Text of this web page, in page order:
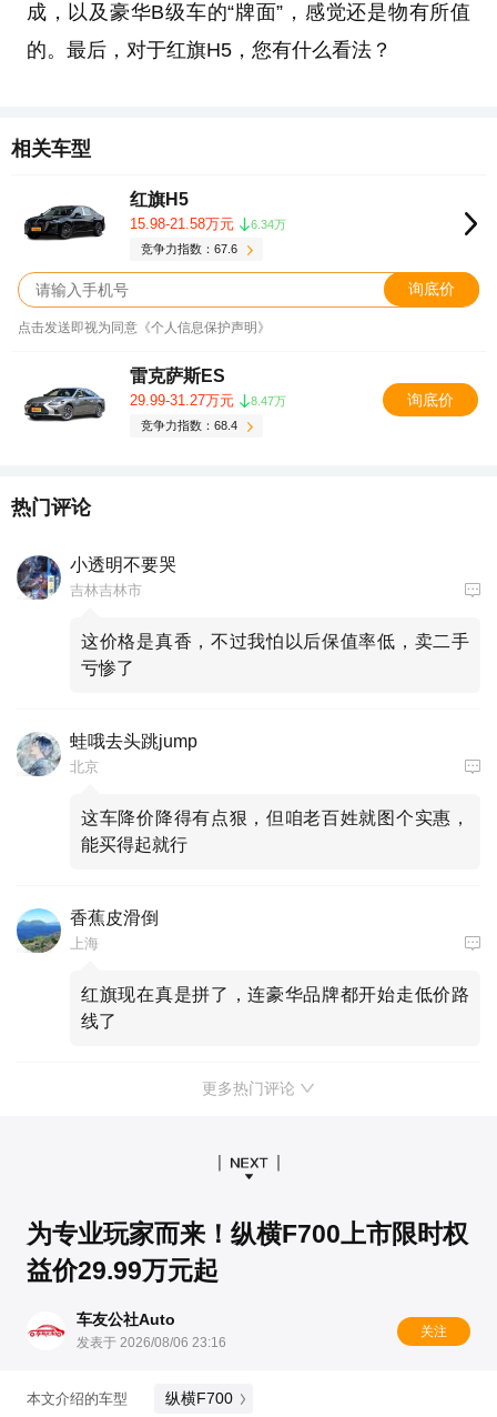
成，以及豪华B级车的“牌面”，感觉还是物有所值
的。最后，对于红旗H5，您有什么看法？
相关车型
红旗H5
15.98-21.58万元
6.34万
竞争力指数：67.6
询底价
点击发送即视为同意《个人信息保护声明》
雷克萨斯ES
29.99-31.27万元
8.47万
竞争力指数：68.4
询底价
热门评论
小透明不要哭
吉林吉林市
这价格是真香，不过我怕以后保值率低，卖二手
亏惨了
蛙哦去头跳jump
北京
这车降价降得有点狠，但咱老百姓就图个实惠，
能买得起就行
香蕉皮滑倒
上海
红旗现在真是拼了，连豪华品牌都开始走低价路
线了
更多热门评论
为专业玩家而来！纵横F700上市限时权
益价29.99万元起
车友公社Auto
发表于 2026/08/06 23:16
关注
本文介绍的车型 纵横F700